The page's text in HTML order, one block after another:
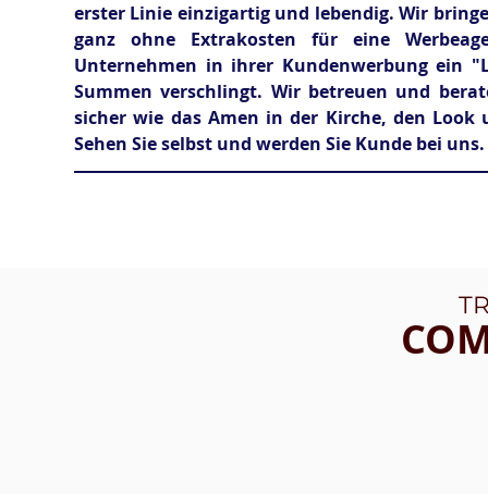
erster Linie einzigartig und lebendig. Wir
ganz ohne Extrakosten für eine
Unternehmen in ihrer Kundenwerbung ein
Summen verschlingt. Wir betreuen und
sicher wie das Amen in der Kirche, den
Sehen Sie selbst und werden Sie Kunde bei uns.